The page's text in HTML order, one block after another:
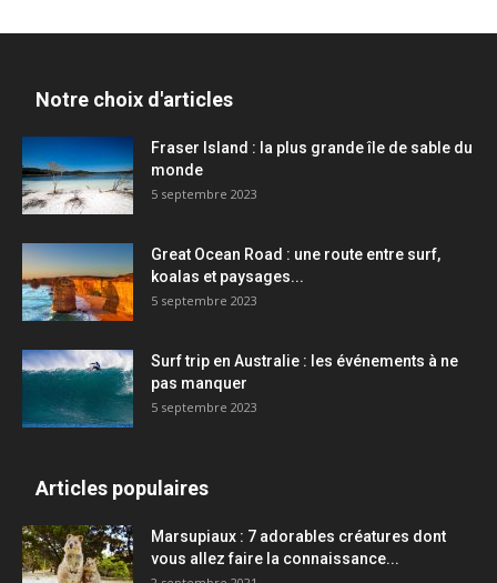
Notre choix d'articles
Fraser Island : la plus grande île de sable du
monde
5 septembre 2023
Great Ocean Road : une route entre surf,
koalas et paysages...
5 septembre 2023
Surf trip en Australie : les événements à ne
pas manquer
5 septembre 2023
Articles populaires
Marsupiaux : 7 adorables créatures dont
vous allez faire la connaissance...